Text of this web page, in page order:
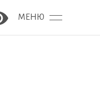
Версия сайта для
МЕНЮ